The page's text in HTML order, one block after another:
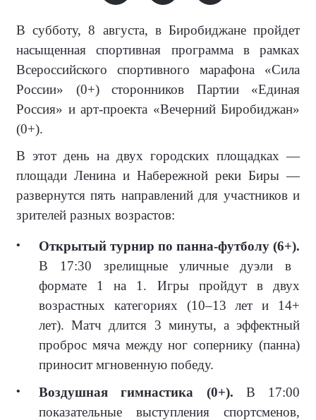
В субботу, 8 августа, в Биробиджане пройдет
насыщенная спортивная программа в рамках
Всероссийского спортивного марафона «Сила
России» (0+) сторонников Партии «Единая
Россия» и арт-проекта «Вечерний Биробиджан»
(0+).
В этот день на двух городских площадках —
площади Ленина и Набережной реки Биры —
развернутся пять направлений для участников и
зрителей разных возрастов:
Открытый турнир по панна-футболу (6+).
В 17:30 зрелищные уличные дуэли в
формате 1 на 1. Игры пройдут в двух
возрастных категориях (10–13 лет и 14+
лет). Матч длится 3 минуты, а эффектный
проброс мяча между ног сопернику (панна)
приносит мгновенную победу.
Воздушная гимнастика (0+). В 17:00
показательные выступления спортсменов,